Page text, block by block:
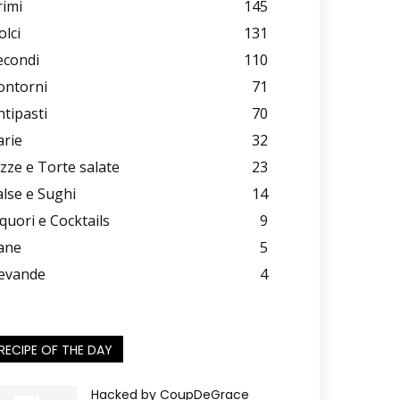
145
131
110
71
70
32
e Torte salate
23
e Sughi
14
e Cocktails
9
5
4
OF THE DAY
Hacked by CoupDeGrace